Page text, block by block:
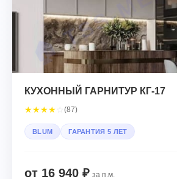
КУХОННЫЙ ГАРНИТУР КГ-17
★★★★ (87)
BLUM ГАРАНТИЯ 5 ЛЕТ
от 16 940 ₽ за п.м.